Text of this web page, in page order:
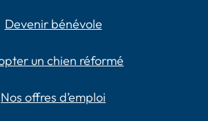
Devenir bénévole
un chien réformé
Nos offres d’emploi